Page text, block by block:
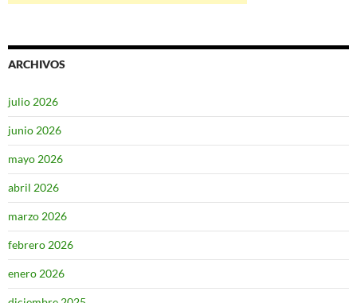
ARCHIVOS
julio 2026
junio 2026
mayo 2026
abril 2026
marzo 2026
febrero 2026
enero 2026